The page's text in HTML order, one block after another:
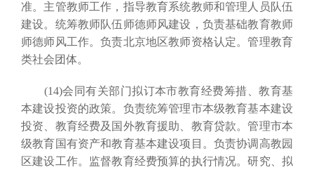
准。主管教师工作，指导教育系统教师和管理人员队伍
建设。统筹教师队伍师德师风建设，负责基础教育教师
师德师风工作。负责北京地区教师资格认定。管理教育
类社会团体。
(14)会同有关部门拟订本市教育经费筹措、教育基
本建设投资的政策。负责统筹管理市本级教育基本建设
投资、教育经费及国外教育援助、教育贷款。管理市本
级教育国有资产和教育基本建设项目。负责协调高教园
区建设工作。监督教育经费预算的执行情况。研究、拟